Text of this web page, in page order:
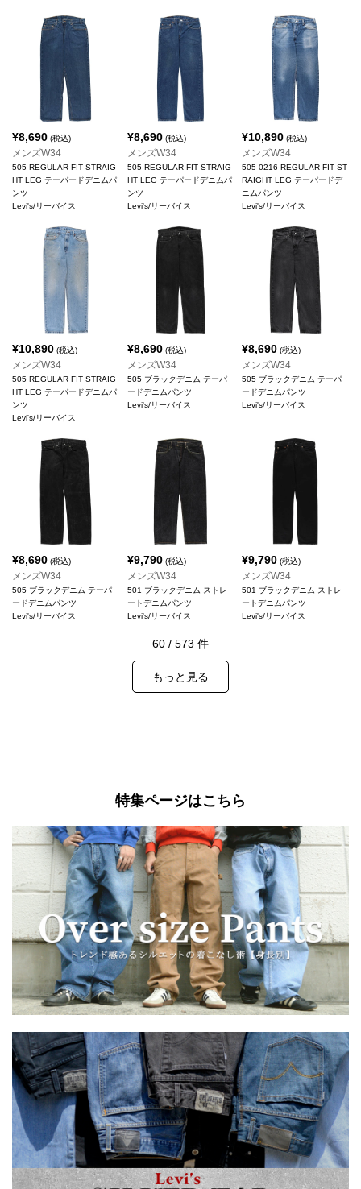
¥8,690 (税込)
メンズW34
505 REGULAR FIT STRAIG
HT LEG テーパードデニムパ
ンツ
Levi's/リーバイス
¥8,690(税込)
メンズW34
505 REGULAR FIT STRAIG
HT LEG テーパードデニムパ
ンツ
Levi's/リーバイス
¥10,890 (税込)
メンズW34
505-0216 REGULAR FIT ST
RAIGHT LEG テーパードデ
ニムパンツ
Levi's/リーバイス
¥10,890 (税込)
メンズW34
505 REGULAR FIT STRAIG
HT LEG テーパードデニムパ
ンツ
Levi's/リーバイス
¥8,690(税込)
メンズW34
505 ブラックデニム テーパ
ードデニムパンツ
Levi's/リーバイス
¥8,690 (税込)
メンズW34
505 ブラックデニム テーパ
ードデニムパンツ
Levi's/リーバイス
¥8,690 (税込)
メンズW34
505 ブラックデニム テーパ
ードデニムパンツ
Levi's/リーバイス
¥9,790(税込)
メンズW34
501 ブラックデニム ストレ
ートデニムパンツ
Levi's/リーバイス
¥9,790 (税込)
メンズW34
501 ブラックデニム ストレ
ートデニムパンツ
Levi's/リーバイス
60 / 573 件
もっと見る
特集ページはこちら